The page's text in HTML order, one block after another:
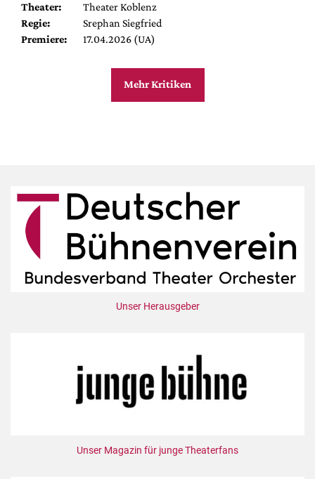
Theater:
Theater Koblenz
Regie:
Srephan Siegfried
Premiere:
17.04.2026 (UA)
Mehr Kritiken
Unser Herausgeber
Unser Magazin für junge Theaterfans